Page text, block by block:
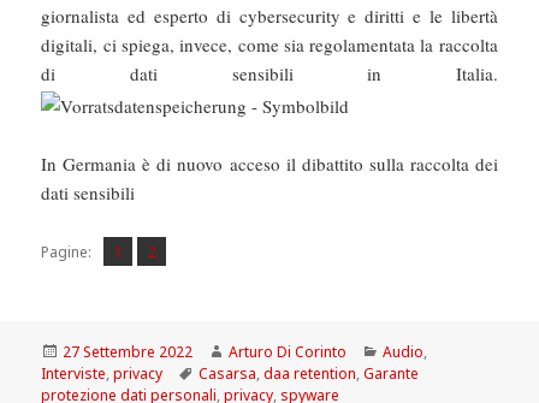
giornalista ed esperto di cybersecurity e diritti e le libertà
digitali, ci spiega, invece, come sia regolamentata la raccolta
di dati sensibili in Italia.
In Germania è di nuovo acceso il dibattito sulla raccolta dei
dati sensibili
Pagine: Pagina
1 ,
Pagina
2
Scritto
il
27 Settembre 2022 Autore
Arturo Di Corinto Categorie
Audio,
Interviste,privacy Tag
Casarsa,daa retention,Garante
protezione dati personali,privacy, spyware